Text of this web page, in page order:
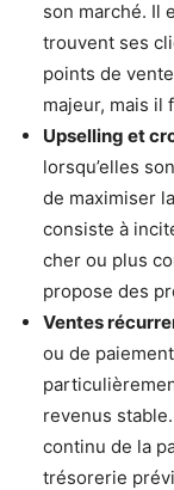
son marché. Il
trouvent ses
points de
majeur, mais il
Upselling et
lorsqu’elles
de maximiser
consiste à
cher ou plus
propose des
Ventes
ou de
revenus
continu de la
trésorerie